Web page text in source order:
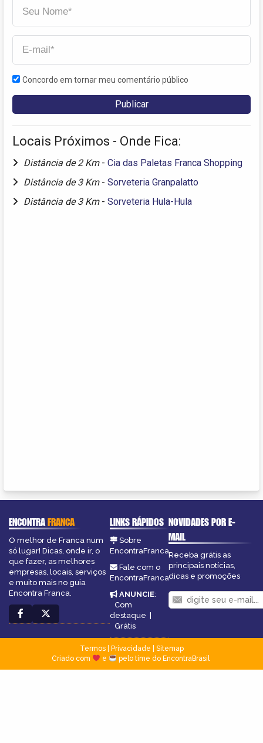
Concordo em tornar meu comentário público
Locais Próximos - Onde Fica:
Distância de 2 Km - Cia das Paletas Franca Shopping
Distância de 3 Km - Sorveteria Granpalatto
Distância de 3 Km - Sorveteria Hula-Hula
ENCONTRAFRANCA
O melhor de Franca num
só lugar! Dicas, onde ir, o
que fazer, as melhores
empresas, locais, serviços
e muito mais no guia
Encontra Franca.
LINKS RÁPIDOS
Sobre
EncontraFranca
Fale com o
EncontraFranca
ANUNCIE:
Com
destaque |
Grátis
NOVIDADES POR E-
MAIL
Receba grátis as
principais notícias,
dicas e promoções
Termos| Privacidade
Sitemap
Criado com
e pelo time do EncontraBrasil